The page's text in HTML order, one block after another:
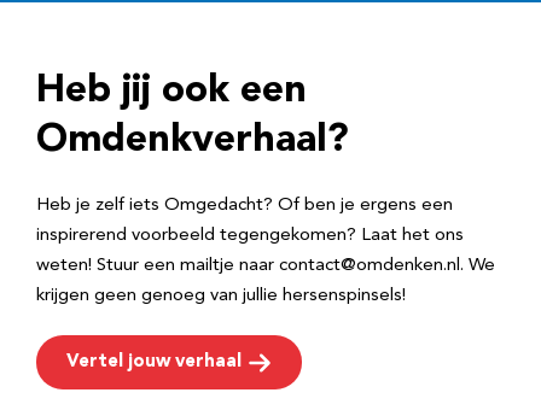
r
e
Heb jij ook een
Omdenkverhaal?
Heb je zelf iets Omgedacht? Of ben je ergens een
inspirerend voorbeeld tegengekomen? Laat het ons
weten! Stuur een mailtje naar contact@omdenken.nl. We
krijgen geen genoeg van jullie hersenspinsels!
Vertel jouw verhaal